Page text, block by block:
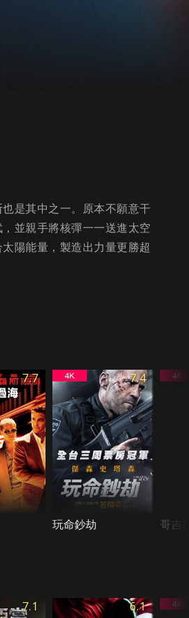
是其中之一。原本不願意干
並親手將核彈一一送進太空
陽能量，製造出力量更勝超
7.7 7.4
玩命鈔劫 哥吉
7.1 6.1